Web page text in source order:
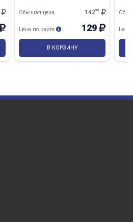
14290
Обычная цена
129
Цена по карте
В КОРЗИНУ
Цена